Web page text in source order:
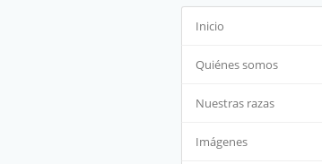
Inicio
Quiénes somos
Nuestras razas
Imágenes